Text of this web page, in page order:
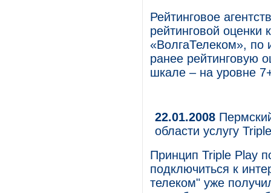
Рейтинговое
рейтинговой
«ВолгаТелеком», по
ранее рейтинговую
шкале – на уровне
22.01.2008
области услугу
Принцип Triple Play
подключиться к
телеком" уже